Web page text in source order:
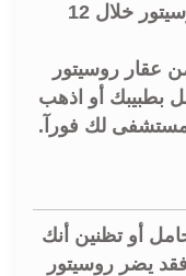
تتناول جرعتين من عقار روسيتور خلال 12
عقار روسيتور
بطبيبك أو اذهب
مستشفى لك فورآ.
أو تظنين أنك
يضر روسيتور